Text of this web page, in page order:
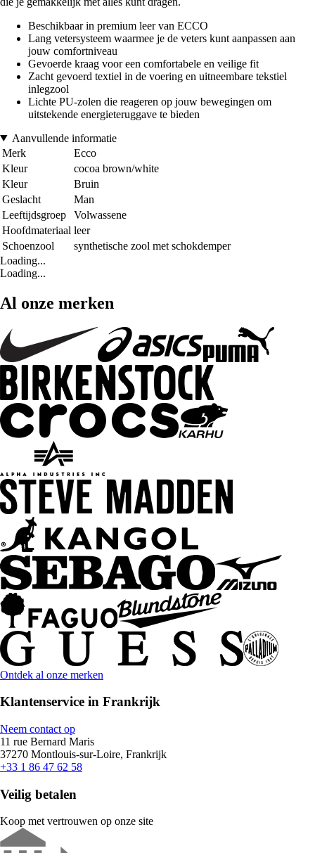
Beschikbaar in premium leer van ECCO
Lang vetersysteem waarmee je de veters kunt aanpassen aan
jouw comfortniveau
Gevoerde kraag voor een comfortabele en veilige fit
Zacht gevoerd textiel in de voering en uitneembare tekstiel
inlegzool
Lichte PU-zolen die reageren op jouw bewegingen om
uitstekende energieteruggave te bieden
Aanvullende informatie
Merk
Ecco
Kleur
cocoa brown/white
Kleur
Bruin
Geslacht
Man
Leeftijdsgroep
Volwassene
Hoofdmateriaal leer
Schoenzool
synthetische zool met schokdemper
Loading...
Loading...
Al onze merken
Ontdek al onze merken
Klantenservice in Frankrijk
Neem contact op
11 rue Bernard Maris
37270 Montlouis-sur-Loire, Frankrijk
+33 1 86 47 62 58
Veilig betalen
Koop met vertrouwen op onze site